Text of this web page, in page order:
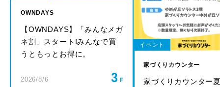
OWNDAYS
【OWNDAYS】「みんなメガ
ネ割」スタート!みんなで買
うともっとお得に。
2026/8/6 3
イベント
家づくりカウンター
家づくりカウンター